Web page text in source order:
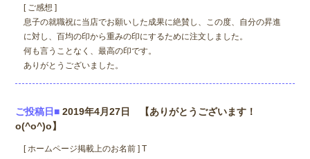
[ ご感想 ]
息子の就職祝に当店でお願いした成果に絶賛し、この度、自分の昇進
に対し、百均の印から重みの印にするために注文しました。
何も言うことなく、最高の印です。
ありがとうございました。
ご投稿日■ 2019年4月27日 【ありがとうございます！
o(^o^)o】
[ ホームページ掲載上のお名前 ] T